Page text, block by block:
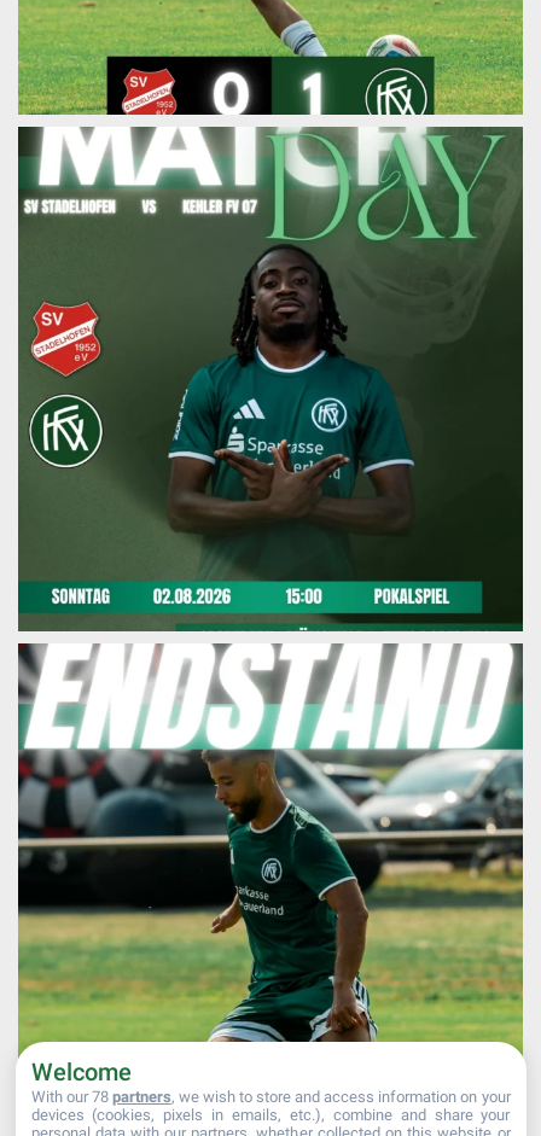
Welcome
With our 78 partners, we wish to store and access information on your
devices (cookies, pixels in emails, etc.), combine and share your
personal data with our partners, whether collected on this website or